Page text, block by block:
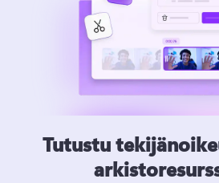
Tutustu